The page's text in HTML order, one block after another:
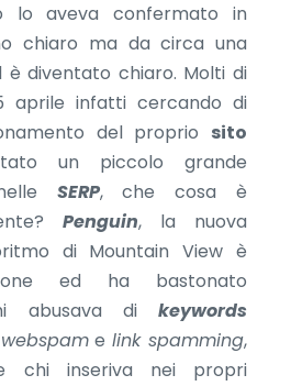
lo aveva confermato in
chiaro ma da circa una
diventato chiaro. Molti di
aprile infatti cercando di
del proprio sito
un piccolo grande
SERP, che cosa è
Penguin, la nuova
di Mountain View è
ed ha bastonato
abusava di keywords
webspamelink spamming,
chi inseriva nei propri